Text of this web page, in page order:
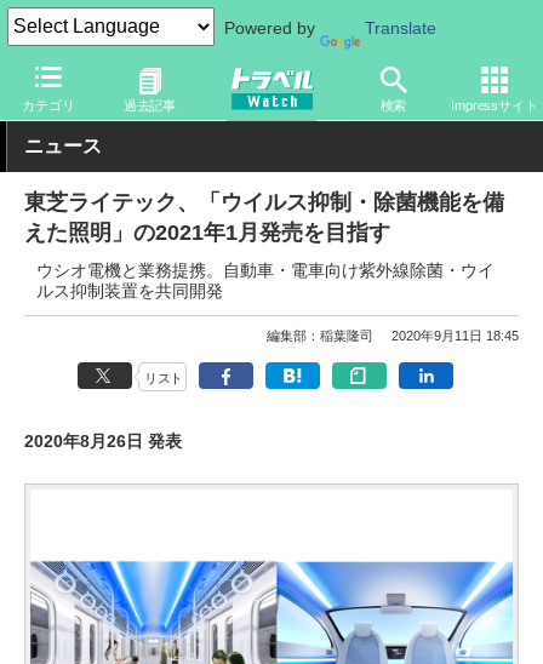
Powered by Translate
カテゴリ 過去記事 検索 Impressサイト
トラベル Watch 旅の方法 鉄旅 電車
ニュース
東芝ライテック、「ウイルス抑制・除菌機能を備
えた照明」の2021年1月発売を目指す
ウシオ電機と業務提携。自動車・電車向け紫外線除菌・ウイ
ルス抑制装置を共同開発
編集部：稲葉隆司 2020年9月11日 18:45
リスト
2020年8月26日 発表